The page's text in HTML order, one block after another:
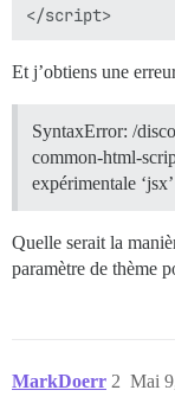
Et j’obtiens une
SyntaxError: /
common-html-
expérimentale
Quelle serait la
paramètre de thème
MarkDoerr Mai
2